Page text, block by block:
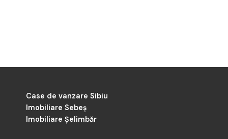
Imobiliare Sebeș
Imobiliare Șelimbăr